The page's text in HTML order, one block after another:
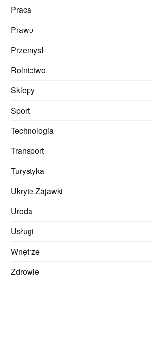
Praca
Prawo
Przemysł
Rolnictwo
Sklepy
Sport
Technologia
Transport
Turystyka
Ukryte Zajawki
Uroda
Usługi
Wnętrze
Zdrowie